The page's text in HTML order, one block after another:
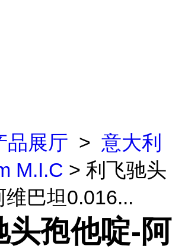
品展厅 > 意大利
M.I.C > 利飞驰头
巴坦0.016...
头孢他啶-阿